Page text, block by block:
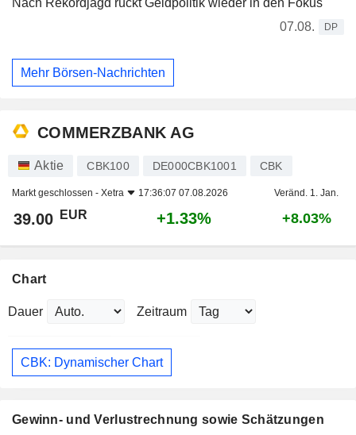
Nach Rekordjagd rückt Geldpolitik wieder in den Fokus
07.08.
DP
Mehr Börsen-Nachrichten
COMMERZBANK AG
Aktie CBK100 DE000CBK1001 CBK
Markt geschlossen - Xetra 17:36:07 07.08.2026 Veränd. 1. Jan.
39.00 EUR +1.33% +8.03%
Chart
Dauer Zeitraum
CBK: Dynamischer Chart
Gewinn- und Verlustrechnung sowie Schätzungen